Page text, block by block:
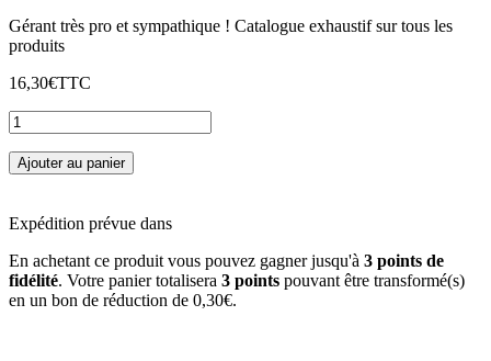
Gérant très pro et sympathique ! Catalogue exhaustif sur tous les
produits
16,30€TTC
Ajouter au panier
Expédition prévue dans
En achetant ce produit vous pouvez gagner jusqu'à 3 points de
fidélité. Votre panier totalisera 3 points pouvant être transformé(s)
en un bon de réduction de 0,30€.